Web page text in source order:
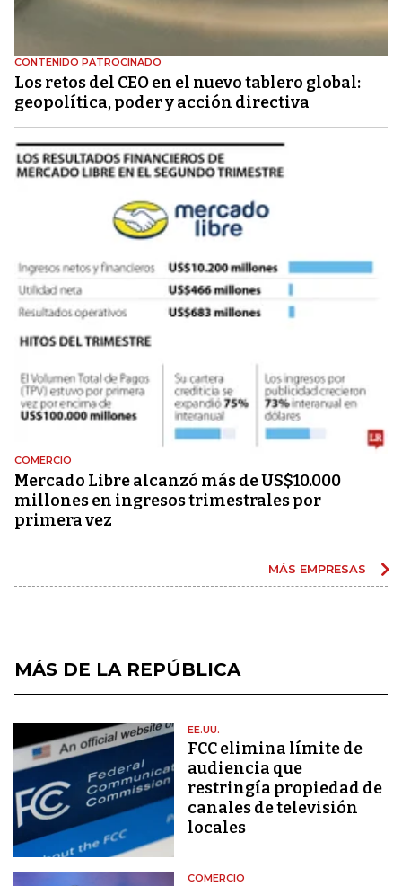
CONTENIDO PATROCINADO
Los retos del CEO en el nuevo tablero global:
geopolítica, poder y acción directiva
COMERCIO
Mercado Libre alcanzó más de US$10.000
millones en ingresos trimestrales por
primera vez
MÁS EMPRESAS
MÁS DE LA REPÚBLICA
EE.UU.
FCC elimina límite de
audiencia que
restringía propiedad de
canales de televisión
locales
COMERCIO